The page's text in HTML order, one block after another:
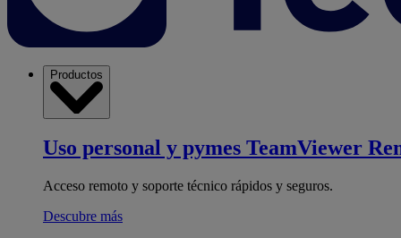
Productos
Uso personal y pymes TeamViewer
Acceso remoto y soporte técnico rápidos y seguros.
Descubre más